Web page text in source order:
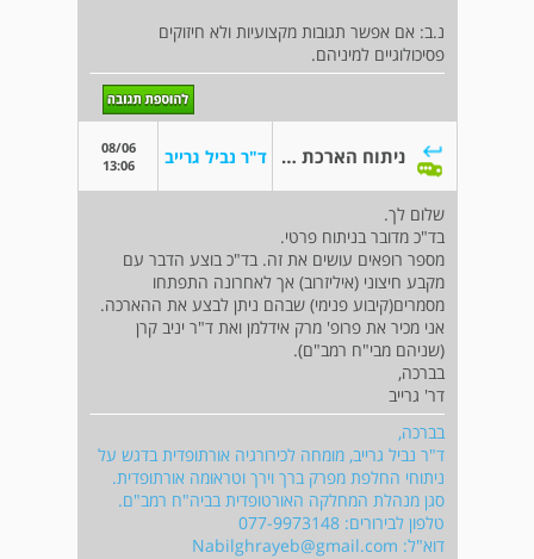
נ.ב: אם אפשר תגובות מקצועיות ולא חיזוקים
פסיכולוגיים למיניהם.
ניתוח הארכת גפיים ד"ר נביל גרייב
08/06
13:06
שלום לך.
בד"כ מדובר בניתוח פרטי.
מספר רופאים עושים את זה. בד"כ בוצע הדבר עם
מקבע חיצוני (איליזרוב) אך לאחרונה התפתחו
מסמרים(קיבוע פנימי) שבהם ניתן לבצע את ההארכה.
אני מכיר את פרופ' מרק אידלמן ואת ד"ר יניב קרן
(שניהם מבי"ח רמב"ם).
בברכה,
דר' גרייב
בברכה,
ד"ר נביל גרייב, מומחה לכירורגיה אורתופדית בדגש על
ניתוחי החלפת מפרק ברך וירך וטראומה אורתופדית.
סגן מנהלת המחלקה האורטופדית בביה"ח רמב"ם.
טלפון לבירורים: 077-9973148
דוא"ל: Nabilghrayeb@gmail.com